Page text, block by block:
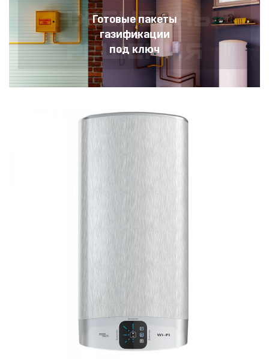
Готовые пакеты
газификации
под ключ